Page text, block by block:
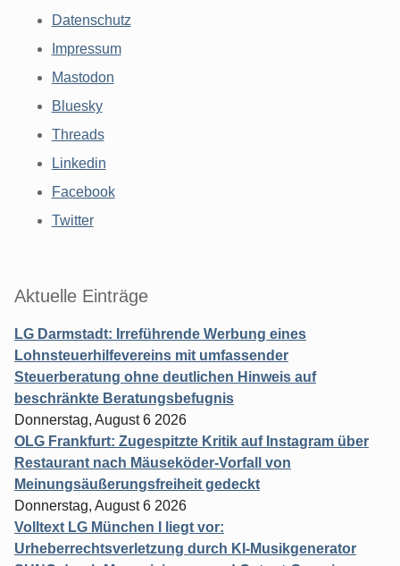
Datenschutz
Impressum
Mastodon
Bluesky
Threads
Linkedin
Facebook
Twitter
Aktuelle Einträge
LG Darmstadt: Irreführende Werbung eines
Lohnsteuerhilfevereins mit umfassender
Steuerberatung ohne deutlichen Hinweis auf
beschränkte Beratungsbefugnis
Donnerstag, August 6 2026
OLG Frankfurt: Zugespitzte Kritik auf Instagram über
Restaurant nach Mäuseköder-Vorfall von
Meinungsäußerungsfreiheit gedeckt
Donnerstag, August 6 2026
Volltext LG München I liegt vor:
Urheberrechtsverletzung durch KI-Musikgenerator